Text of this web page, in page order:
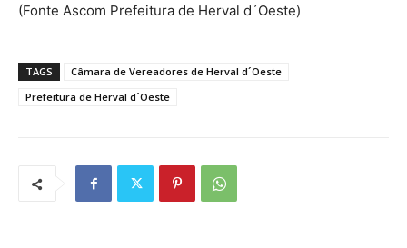
(Fonte Ascom Prefeitura de Herval d´Oeste)
TAGS
Câmara de Vereadores de Herval d´Oeste
Prefeitura de Herval d´Oeste